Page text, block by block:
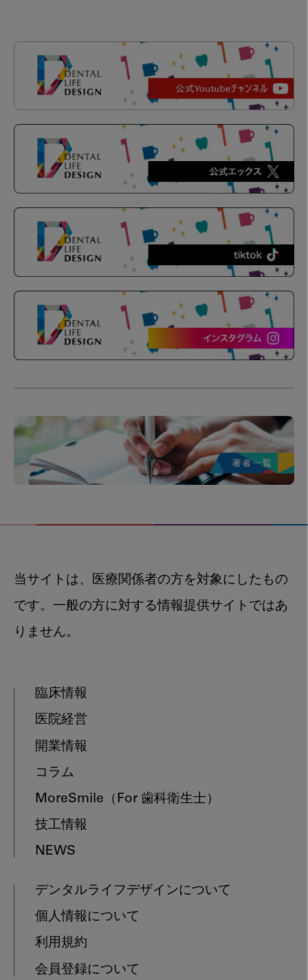
当サイトは、医療関係者の方を対象にしたもの
です。一般の方に対する情報提供サイトではあ
りません。
臨床情報
医院経営
開業情報
コラム
MoreSmile （For 歯科衛生士）
技工情報
NEWS
デンタルライフデザインについて
個人情報について
利用規約
会員登録について